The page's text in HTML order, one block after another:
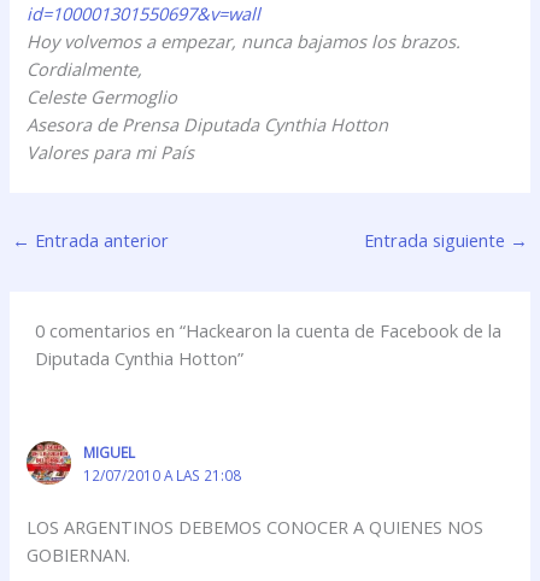
id=100001301550697&v=wall
Hoy volvemos a empezar, nunca bajamos los brazos.
Cordialmente,
Celeste Germoglio
Asesora de Prensa Diputada Cynthia Hotton
Valores para mi País
← Entrada anterior Entrada siguiente →
0 comentarios en “Hackearon la cuenta de Facebook de la
Diputada Cynthia Hotton”
MIGUEL
12/07/2010 A LAS 21:08
LOS ARGENTINOS DEBEMOS CONOCER A QUIENES NOS
GOBIERNAN.